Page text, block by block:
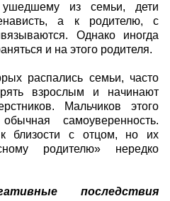
из семьи, дети
а к родителю, с
Однако иногда
и на этого родителя.
распались семьи, часто
взрослым и начинают
Мальчиков этого
самоуверенность.
близости с отцом, но их
родителю» нередко
последствия